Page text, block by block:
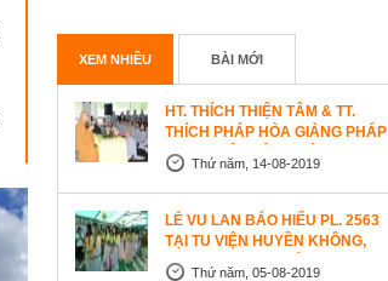
XEM NHIỀU BÀI MỚI
HT. THÍCH THIỆN TÂM & TT.
THÍCH PHÁP HÒA GIẢNG PHÁP
TẠI TU VIỆN TÂY THIÊN
WESTLOCK, CANADA
Thứ năm, 14-08-2019
LỄ VU LAN BÁO HIẾU PL. 2563
TẠI TU VIỆN HUYỀN KHÔNG,
SAN JOSE (HOA KỲ)
Thứ năm, 05-08-2019